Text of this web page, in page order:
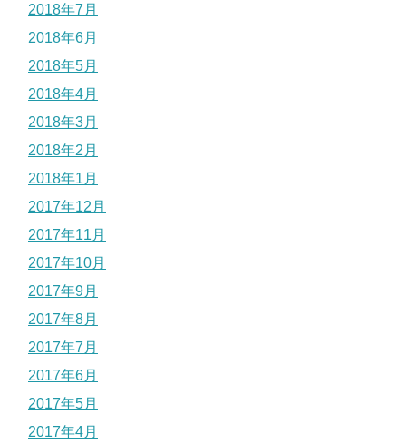
2018年7月
2018年6月
2018年5月
2018年4月
2018年3月
2018年2月
2018年1月
2017年12月
2017年11月
2017年10月
2017年9月
2017年8月
2017年7月
2017年6月
2017年5月
2017年4月